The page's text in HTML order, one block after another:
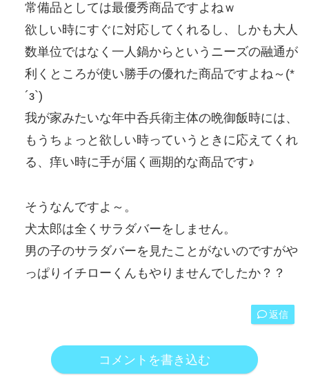
常備品としては最優秀商品ですよねｗ
欲しい時にすぐに対応してくれるし、しかも大人
数単位ではなく一人鍋からというニーズの融通が
利くところが使い勝手の優れた商品ですよね～(*
´з`)
我が家みたいな年中呑兵衛主体の晩御飯時には、
もうちょっと欲しい時っていうときに応えてくれ
る、痒い時に手が届く画期的な商品です♪
そうなんですよ～。
犬太郎は全くサラダバーをしません。
男の子のサラダバーを見たことがないのですがや
っぱりイチローくんもやりませんでしたか？？
返信
コメントを書き込む